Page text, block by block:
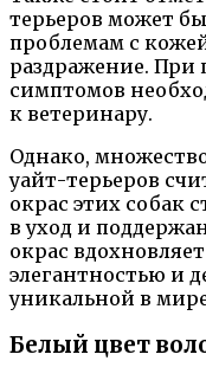
терьеров может
проблемам с
раздражение. При
симптомов
к ветеринару.
Однако,
уайт-терьеров
окрас этих собак
в уход и
окрас
элегантностью и
уникальной в
Белый цвет